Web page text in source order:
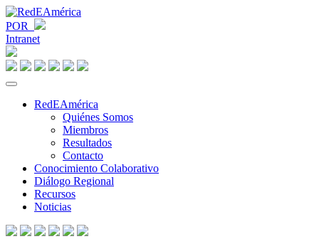
POR
Intranet
RedEAmérica
Quiénes Somos
Miembros
Resultados
Contacto
Conocimiento Colaborativo
Diálogo Regional
Recursos
Noticias